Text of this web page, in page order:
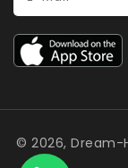
© 2026,Dream-